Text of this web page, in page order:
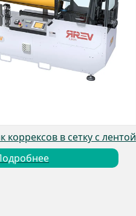
коррексов в сетку с лентой